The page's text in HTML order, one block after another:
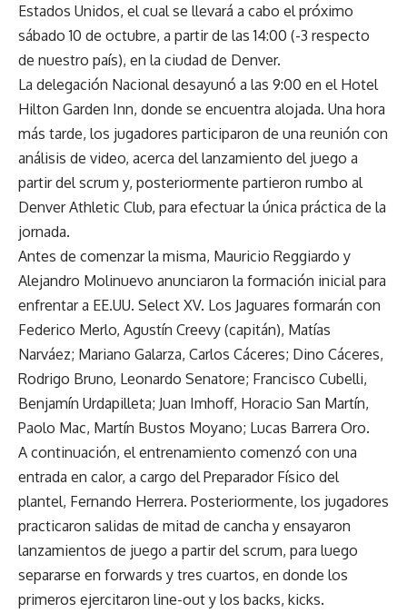
Estados Unidos, el cual se llevará a cabo el próximo
sábado 10 de octubre, a partir de las 14:00 (-3 respecto
de nuestro país), en la ciudad de Denver.
La delegación Nacional desayunó a las 9:00 en el Hotel
Hilton Garden Inn, donde se encuentra alojada. Una hora
más tarde, los jugadores participaron de una reunión con
análisis de video, acerca del lanzamiento del juego a
partir del scrum y, posteriormente partieron rumbo al
Denver Athletic Club, para efectuar la única práctica de la
jornada.
Antes de comenzar la misma, Mauricio Reggiardo y
Alejandro Molinuevo anunciaron la formación inicial para
enfrentar a EE.UU. Select XV. Los Jaguares formarán con
Federico Merlo, Agustín Creevy (capitán), Matías
Narváez; Mariano Galarza, Carlos Cáceres; Dino Cáceres,
Rodrigo Bruno, Leonardo Senatore; Francisco Cubelli,
Benjamín Urdapilleta; Juan Imhoff, Horacio San Martín,
Paolo Mac, Martín Bustos Moyano; Lucas Barrera Oro.
A continuación, el entrenamiento comenzó con una
entrada en calor, a cargo del Preparador Físico del
plantel, Fernando Herrera. Posteriormente, los jugadores
practicaron salidas de mitad de cancha y ensayaron
lanzamientos de juego a partir del scrum, para luego
separarse en forwards y tres cuartos, en donde los
primeros ejercitaron line-out y los backs, kicks.